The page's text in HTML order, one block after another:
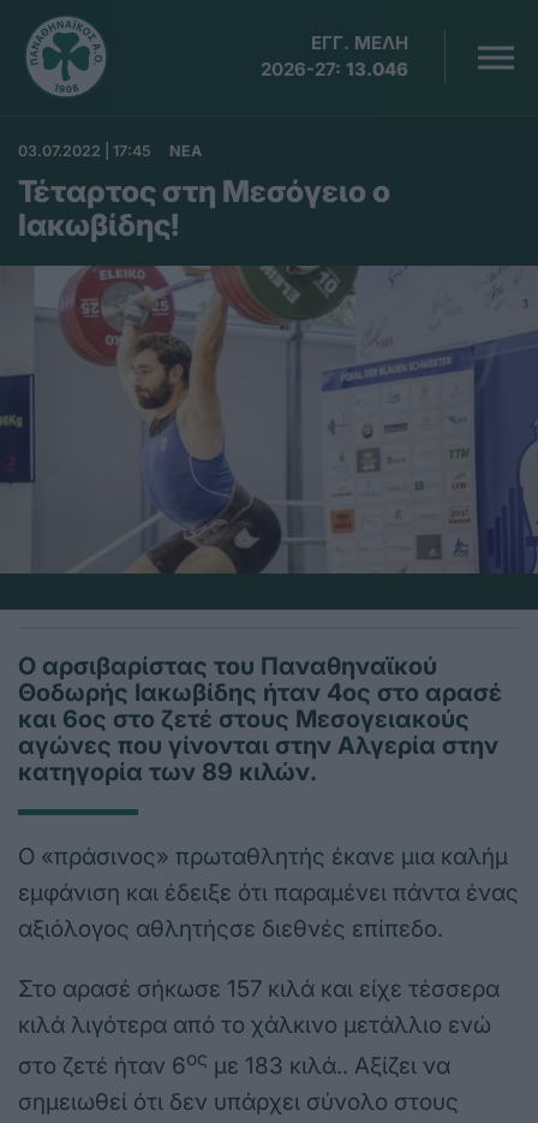
ΕΓΓ. ΜΕΛΗ
2026-27: 13.046
03.07.2022 | 17:45 ΝΕΑ
Τέταρτος στη Μεσόγειο ο
Ιακωβίδης!
Ο αρσιβαρίστας του Παναθηναϊκού
Θοδωρής Ιακωβίδης ήταν 4ος στο αρασέ
και 6ος στο ζετέ στους Μεσογειακούς
αγώνες που γίνονται στην Αλγερία στην
κατηγορία των 89 κιλών.
Ο «πράσινος» πρωταθλητής έκανε μια καλήμ
εμφάνιση και έδειξε ότι παραμένει πάντα ένας
αξιόλογος αθλητήςσε διεθνές επίπεδο.
Στο αρασέ σήκωσε 157 κιλά και είχε τέσσερα
κιλά λιγότερα από το χάλκινο μετάλλιο ενώ
στο ζετέ ήταν 6ος με 183 κιλά.. Αξίζει να
σημειωθεί ότι δεν υπάρχει σύνολο στους